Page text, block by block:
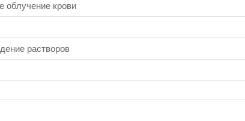
облучение крови
растворов